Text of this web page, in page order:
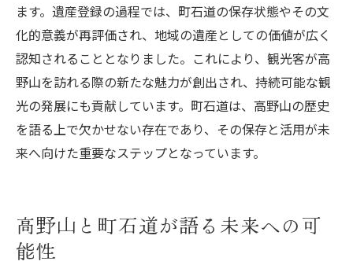
ます。遺産登録の過程では、町石道の保存状態やその文
化的意義が再評価され、地域の遺産としての価値が広く
認知されることとなりました。これにより、観光客が高
野山を訪れる際の新たな魅力が創出され、持続可能な観
光の発展にも貢献しています。町石道は、高野山の歴史
を語る上で欠かせない存在であり、その保存と活用が未
来へ向けた重要なステップとなっています。
高野山と町石道が語る未来への可
能性